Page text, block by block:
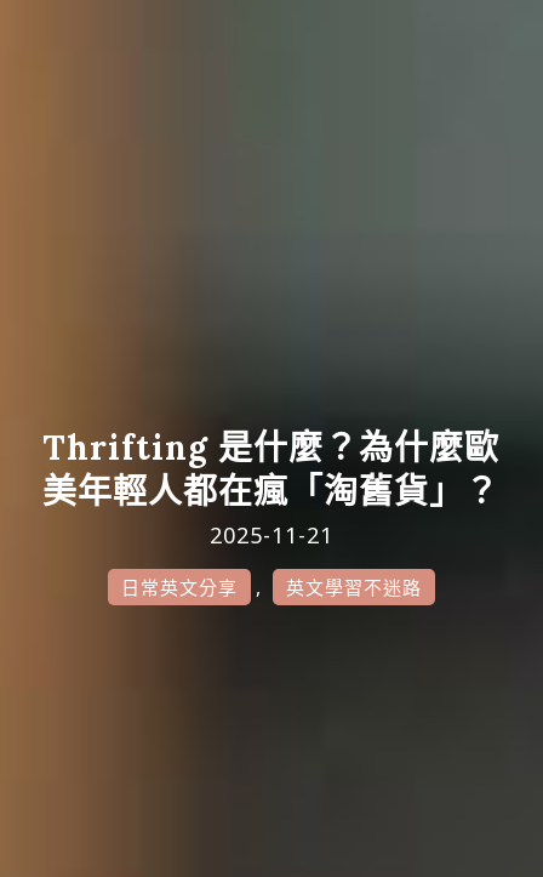
Thrifting 是什麼？為什麼歐
美年輕人都在瘋「淘舊貨」？
2025-11-21
日常英文分享 , 英文學習不迷路